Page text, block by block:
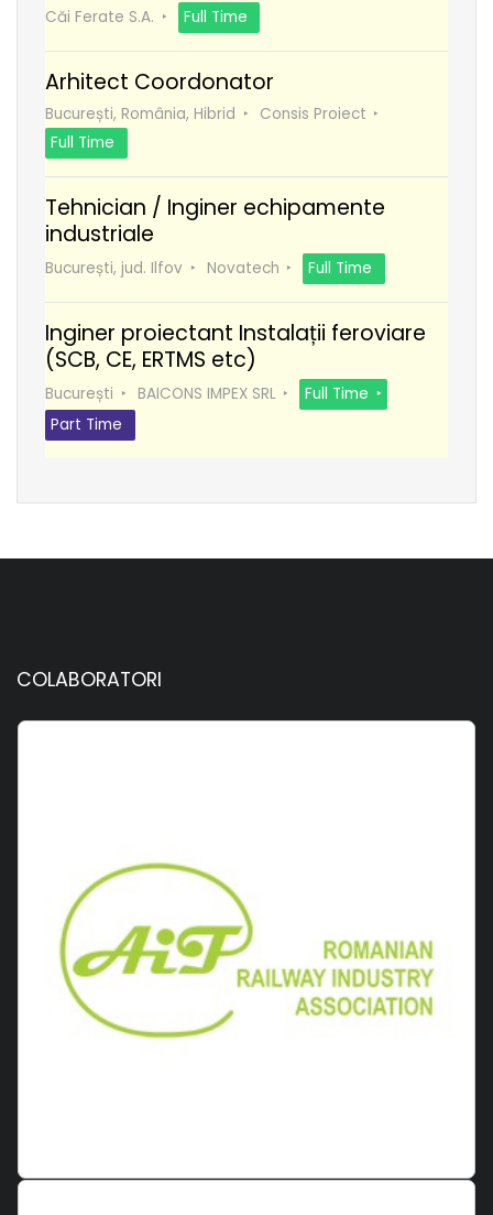
Căi Ferate S.A.
Full Time
Arhitect Coordonator
București, România, Hibrid
Consis Proiect
Full Time
Tehnician / Inginer echipamente
industriale
București, jud. Ilfov Novatech Full Time
Inginer proiectant Instalații feroviare
(SCB, CE, ERTMS etc)
București BAICONS IMPEX SRL
Full Time
Part Time
COLABORATORI